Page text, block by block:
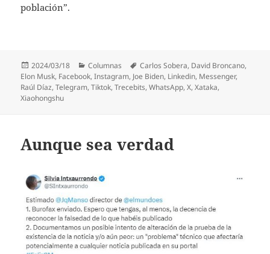
población”.
Publicado
el
2024/03/18 Categorías
Columnas Etiquetas
Carlos Sobera, David Broncano,
Elon Musk, Facebook,Instagram, Joe Biden, Linkedin, Messenger,
Raúl Díaz,Telegram,Tiktok,Trecebits,WhatsApp,X,Xataka,
Xiaohongshu
Aunque sea verdad